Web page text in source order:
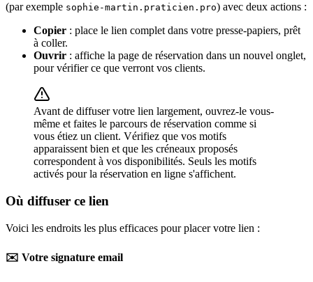
(par exemple sophie-martin.praticien.pro) avec deux actions :
Copier : place le lien complet dans votre presse-papiers, prêt
à coller.
Ouvrir : affiche la page de réservation dans un nouvel onglet,
pour vérifier ce que verront vos clients.
Avant de diffuser votre lien largement, ouvrez-le vous-
même et faites le parcours de réservation comme si
vous étiez un client. Vérifiez que vos motifs
apparaissent bien et que les créneaux proposés
correspondent à vos disponibilités. Seuls les motifs
activés pour la réservation en ligne s'affichent.
Où diffuser ce lien
Voici les endroits les plus efficaces pour placer votre lien :
✉️ Votre signature email